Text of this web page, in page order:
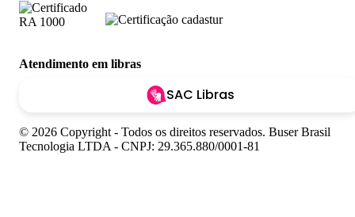
Atendimento em libras
SAC Libras
© 2026 Copyright - Todos os direitos reservados. Buser Brasil
Tecnologia LTDA - CNPJ: 29.365.880/0001-81